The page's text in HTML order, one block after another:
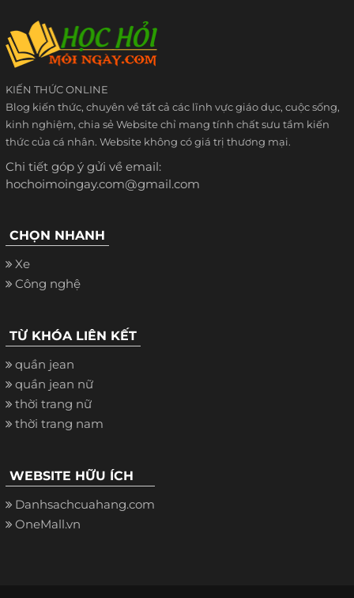
KIẾN THỨC ONLINE
Blog kiến thức, chuyên về tất cả các lĩnh vực giáo dục, cuộc sống,
kinh nghiệm, chia sẻ Website chỉ mang tính chất sưu tầm kiến
thức của cá nhân. Website không có giá trị thương mại.
Chi tiết góp ý gửi về email:
hochoimoingay.com@gmail.com
CHỌN NHANH
Xe
Công nghệ
TỪ KHÓA LIÊN KẾT
quần jean
quần jean nữ
thời trang nữ
thời trang nam
WEBSITE HỮU ÍCH
Danhsachcuahang.com
OneMall.vn